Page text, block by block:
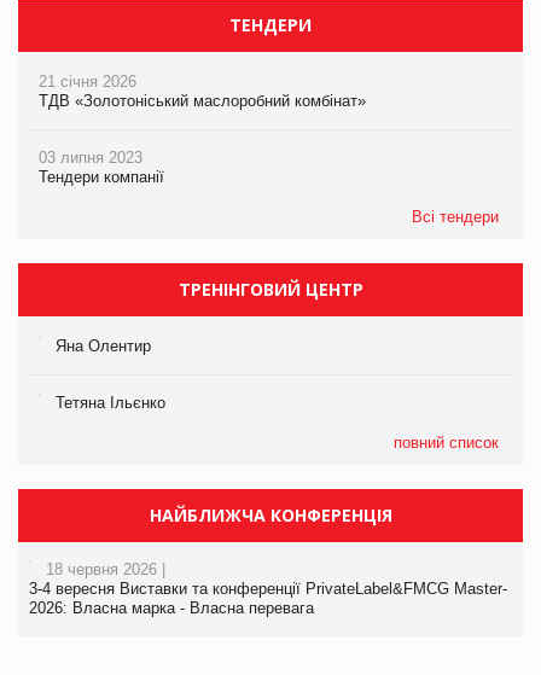
ТЕНДЕРИ
21 січня 2026
ТДВ «Золотоніський маслоробний комбінат»
03 липня 2023
Тендери компанії
Всі тендери
ТРЕНІНГОВИЙ ЦЕНТР
Яна Олентир
Тетяна Ільєнко
повний список
НАЙБЛИЖЧА КОНФЕРЕНЦІЯ
18 червня 2026 |
3-4 вересня Виставки та конференції PrivateLabel&FMCG Master-
2026: Власна марка - Власна перевага